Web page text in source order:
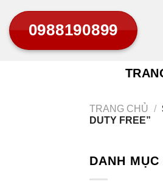
qua
nội
0988190899
TRANG CHỦ /
DUTY FREE”
DANH